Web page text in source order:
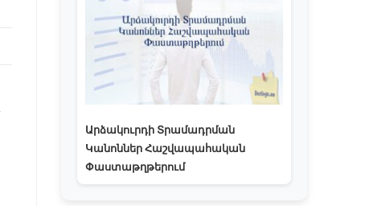
Արձակուրդի Տրամադրման
Կանոններ Հաշվապահական
Փաստաթղթերում